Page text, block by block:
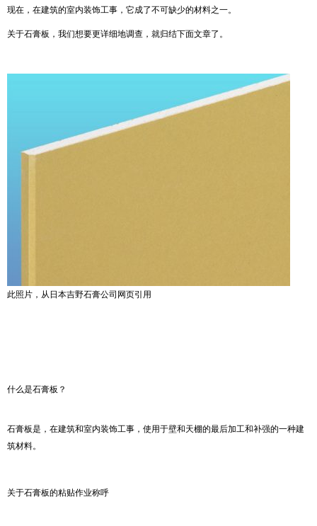
现在，在建筑的室内装饰工事，它成了不可缺少的材料之一。
关于石膏板，我们想要更详细地调查，就归结下面文章了。
此照片，从日本吉野石膏公司网页引用
什么是石膏板？
石膏板是，在建筑和室内装饰工事，使用于壁和天棚的最后加工和补强的一种建
筑材料。
关于石膏板的粘贴作业称呼